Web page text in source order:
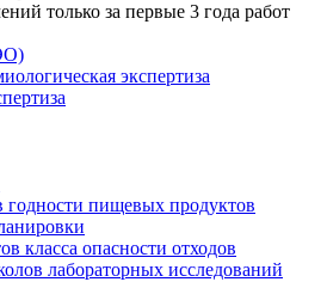
только за первые 3 года работ
экспертиза
годности пищевых продуктов
класса опасности отходов
лабораторных исследований